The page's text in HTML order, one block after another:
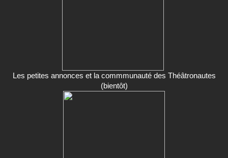
Les petites annonces et la commmunauté des Théâtronautes
(bientôt)